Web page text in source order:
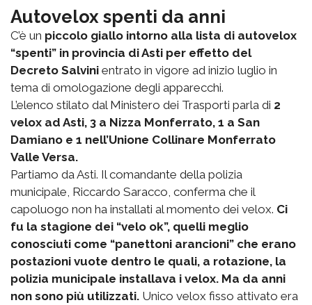
Autovelox spenti da anni
C’è un piccolo giallo intorno alla lista di autovelox
“spenti” in provincia di Asti per effetto del
Decreto Salvini entrato in vigore ad inizio luglio in
tema di omologazione degli apparecchi.
L’elenco stilato dal Ministero dei Trasporti parla di 2
velox ad Asti, 3 a Nizza Monferrato, 1 a San
Damiano e 1 nell’Unione Collinare Monferrato
Valle Versa.
Partiamo da Asti. Il comandante della polizia
municipale, Riccardo Saracco, conferma che il
capoluogo non ha installati al momento dei velox. Ci
fu la stagione dei “velo ok”, quelli meglio
conosciuti come “panettoni arancioni” che erano
postazioni vuote dentro le quali, a rotazione, la
polizia municipale installava i velox. Ma da anni
non sono più utilizzati. Unico velox fisso attivato era